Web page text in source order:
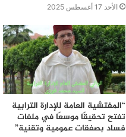
الأحد 17 أغسطس 2025
“المفتشية العامة للإدارة الترابية
تفتح تحقيقًا موسعًا في ملفات
فساد بصفقات عمومية وتقنية”